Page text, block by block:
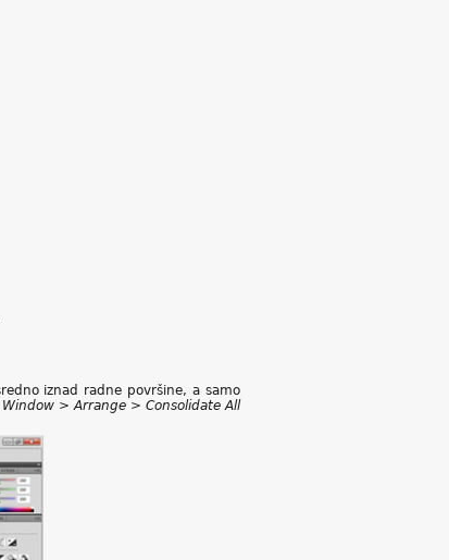
iznad radne površine, a samo
Window > Arrange > Consolidate All